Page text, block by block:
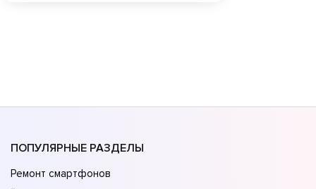
ПОПУЛЯРНЫЕ РАЗДЕЛЫ
Ремонт смартфонов